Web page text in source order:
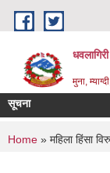
Skip to main content
मुना,
सूचना
You are
Home » महिला हिंसा